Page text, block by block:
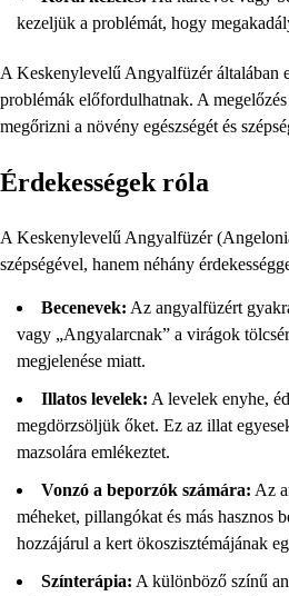
kezeljük a problémát, hogy
A Keskenylevelű Angyalfüzér általában
problémák előfordulhatnak. A
megőrizni a növény egészségét és
Érdekességek róla
A Keskenylevelű Angyalfüzér
szépségével, hanem néhány
Becenevek: Az angyalfüzért
vagy „Angyalarcnak” a virágok
megjelenése miatt.
Illatos levelek: A levelek enyhe,
megdörzsöljük őket. Ez az illat
mazsolára emlékeztet.
Vonzó a beporzók számára: Az
méheket, pillangókat és más hasznos
hozzájárul a kert ökoszisztémájának
Színterápia: A különböző színű